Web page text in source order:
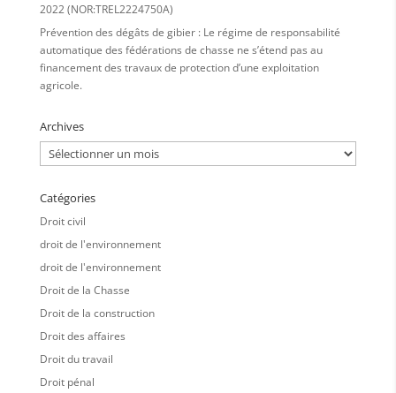
2022 (NOR:TREL2224750A)
Prévention des dégâts de gibier : Le régime de responsabilité
automatique des fédérations de chasse ne s’étend pas au
financement des travaux de protection d’une exploitation
agricole.
Archives
Archives
Catégories
Droit civil
droit de l'environnement
droit de l'environnement
Droit de la Chasse
Droit de la construction
Droit des affaires
Droit du travail
Droit pénal